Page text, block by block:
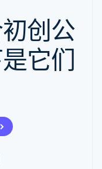
Global
Payouts
向第三
方打款
卡
创公
它们